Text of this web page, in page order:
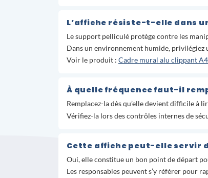
L’affiche résiste-t-elle dans
Le support pelliculé protège contre les
Dans un environnement humide,
Voir le produit : Cadre mural alu clippant A4
À quelle fréquence faut-il
Remplacez-la dès qu’elle devient difficile à
Vérifiez-la lors des contrôles internes de
Cette affiche peut-elle servir
Oui, elle constitue un bon point de départ
Les responsables peuvent s’y référer pour